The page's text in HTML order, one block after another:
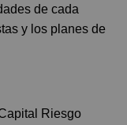
de cada
y los planes de
Riesgo